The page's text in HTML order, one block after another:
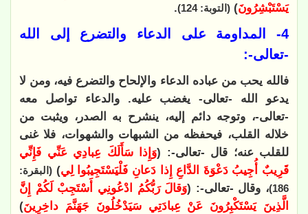
يَسْتَبْشِرُونَ) (التوبة: 124) .
4- المداومة على الدعاء والتضرع إلى الله
-تعالى-:
فالله يحب من عباده الدعاء والإلحاح والتضرع فيه، ومن لا
يدعو الله -تعالى- يغضب عليه. والدعاء تواصل معه
-تعالى-، وتوجه دائم إليه، ينشرح به الصدر، ويثبت من
خلاله القلب، فيحفظه من الشبهات والشهوات، فلا غنى
للقلب عنه؛ قال -تعالى-: (وَإِذا سَأَلَكَ عِبادِي عَنِّي فَإِنِّي
قَرِيبٌ أُجِيبُ دَعْوَةَ الدَّاعِ إِذا دَعانِ فَلْيَسْتَجِيبُوا لِي) (البقرة:
186) ، وقال -تعالى-: (وَقالَ رَبُّكُمُ ادْعُونِي أَسْتَجِبْ لَكُمْ إِنَّ
الَّذِينَ يَسْتَكْبِرُونَ عَنْ عِبادَتِي سَيَدْخُلُونَ جَهَنَّمَ داخِرِينَ)